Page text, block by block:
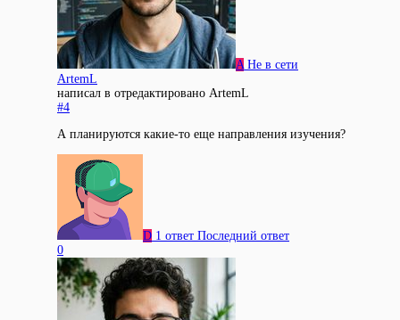
A Не в сети
ArtemL
написал в отредактировано ArtemL
#4
А планируются какие-то еще направления изучения?
D 1 ответ Последний ответ
0